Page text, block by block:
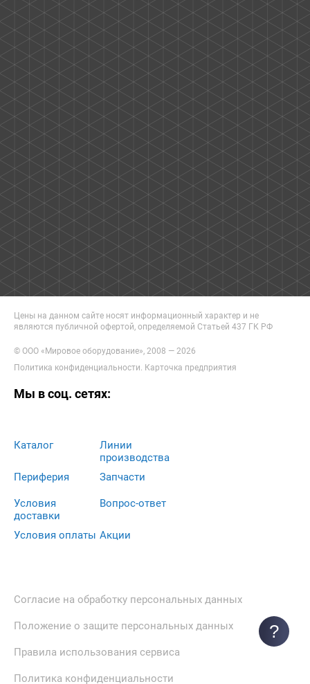
?
Цены на данном сайте носят информационный характер и не
являются публичной офертой, определяемой Статьей 437 ГК РФ
© ООО «Мировое оборудование», 2008 — 2026
Политика конфиденциальности. Карточка предприятия
Мы в соц. сетях:
Каталог
Периферия
Линии
производства
Запчасти
Условия
доставки
Условия оплаты
Вопрос-ответ
Акции
Согласие на обработку персональных данных
Положение о защите персональных данных
Правила использования сервиса
Политика конфиденциальности